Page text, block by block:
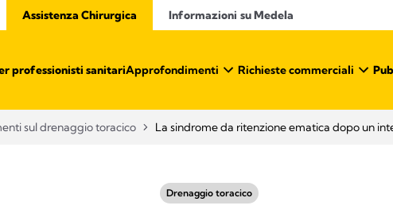
Assistenza Chirurgica Informazioni su Medela
professionisti sanitari​Approfondimenti Richieste commerciali
sul drenaggio toracico La sindrome da ritenzione ematica dopo un
Drenaggio toracico